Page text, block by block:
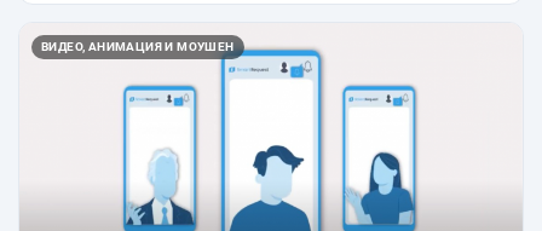
ВИДЕО, АНИМАЦИЯ И МОУШЕН